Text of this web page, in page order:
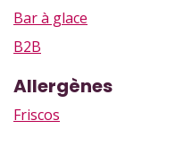
Bar à glace
B2B
Allergènes
Friscos